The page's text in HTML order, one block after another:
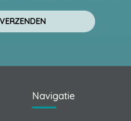
Navigatie